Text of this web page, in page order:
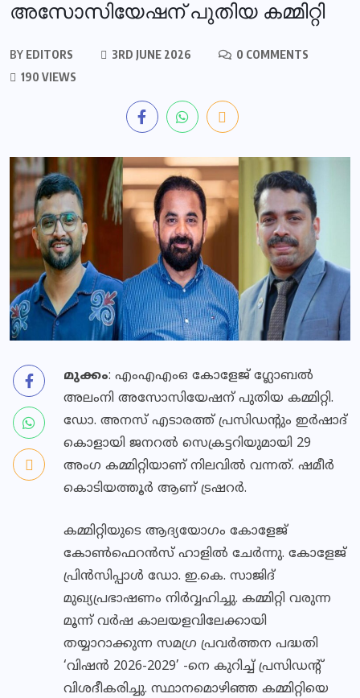
അസോസിയേഷന് പുതിയ കമ്മിറ്റി
BY EDITORS 3RD JUNE 2026
0 COMMENTS
190 VIEWS
മുക്കം: എംഎഎംഒ കോളേജ് ഗ്ലോബല്‍
അലംനി അസോസിയേഷന് പുതിയ കമ്മിറ്റി.
ഡോ. അനസ് എടാരത്ത് പ്രസിഡന്റും ഇര്‍ഷാദ്
കൊളായി ജനറല്‍ സെക്രട്ടറിയുമായി 29
അംഗ കമ്മിറ്റിയാണ് നിലവില്‍ വന്നത്. ഷമീര്‍
കൊടിയത്തൂര്‍ ആണ് ട്രഷറര്‍.
കമ്മിറ്റിയുടെ ആദ്യയോഗം കോളേജ്
കോണ്‍ഫെറന്‍സ് ഹാളില്‍ ചേര്‍ന്നു. കോളേജ്
പ്രിന്‍സിപ്പാള്‍ ഡോ. ഇ.കെ. സാജിദ്
മുഖ്യപ്രഭാഷണം നിര്‍വ്വഹിച്ചു. കമ്മിറ്റി വരുന്ന
മൂന്ന് വര്‍ഷ കാലയളവിലേക്കായി
തയ്യാറാക്കുന്ന സമഗ്ര പ്രവര്‍ത്തന പദ്ധതി
‘വിഷന്‍ 2026-2029’ -നെ കുറിച്ച് പ്രസിഡന്റ്
വിശദീകരിച്ചു. സ്ഥാനമൊഴിഞ്ഞ കമ്മിറ്റിയെ